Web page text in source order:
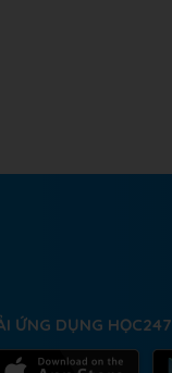
ỨNG DỤNG HỌC247